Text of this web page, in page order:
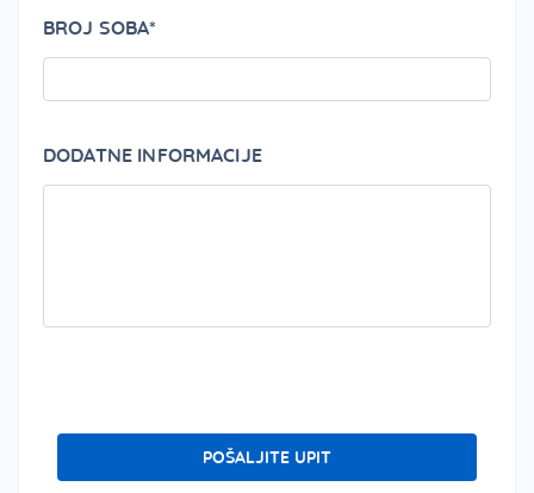
BROJ SOBA*
DODATNE INFORMACIJE
POŠALJITE UPIT